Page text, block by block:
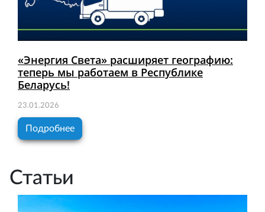
«Энергия Света» расширяет географию:
теперь мы работаем в Республике
Беларусь!
23.01.2026
Подробнее
Статьи